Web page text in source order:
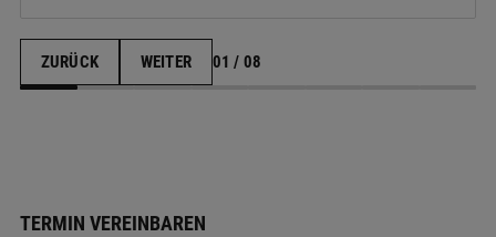
ZURÜCK WEITER 01 / 08
TERMIN VEREINBAREN